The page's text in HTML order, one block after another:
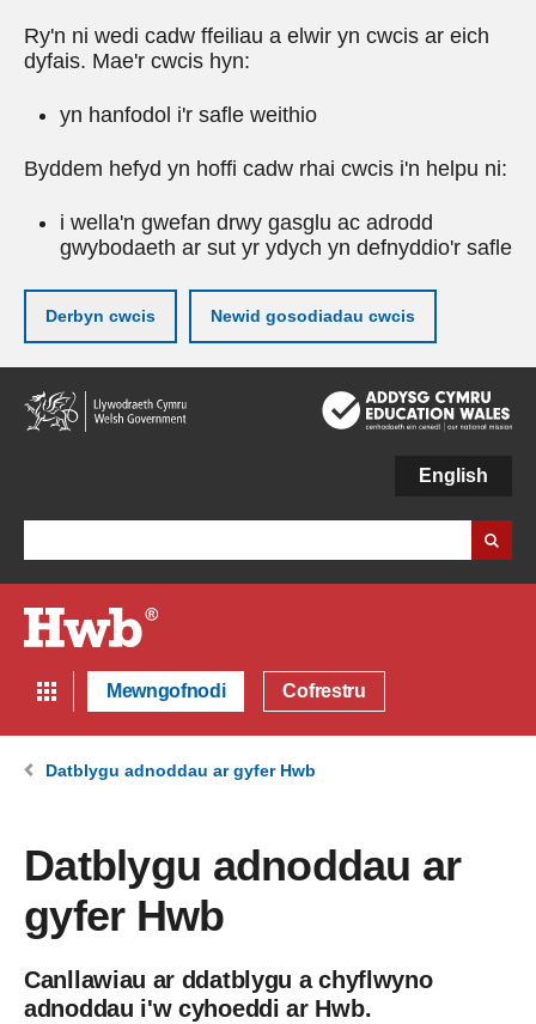
Ry'n ni wedi cadw ffeiliau a elwir yn cwcis ar eich
dyfais. Mae'r cwcis hyn:
yn hanfodol i'r safle weithio
Byddem hefyd yn hoffi cadw rhai cwcis i'n helpu ni:
i wella'n gwefan drwy gasglu ac adrodd
gwybodaeth ar sut yr ydych yn defnyddio'r safle
Derbyn cwcis Newid gosodiadau cwcis
Neidio
i'r
prif
English
Mewngofnodi Cofrestru
Datblygu adnoddau ar gyfer Hwb
Datblygu adnoddau ar
gyfer Hwb
Canllawiau ar ddatblygu a chyflwyno
adnoddau i'w cyhoeddi ar Hwb.